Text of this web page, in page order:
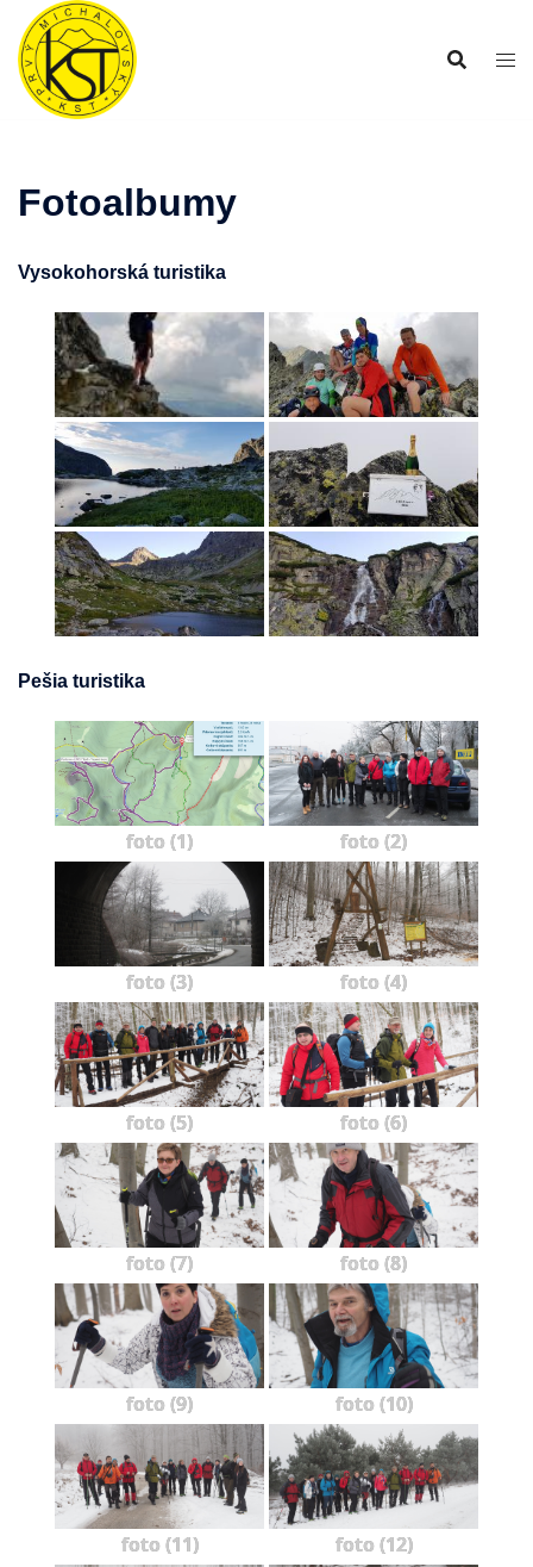
Preskočiť
obsah
Fotoalbumy
Vysokohorská turistika
Pešia turistika
foto (1) foto (2)
foto (3) foto (4)
foto (5) foto (6)
foto (7) foto (8)
foto (9) foto (10)
foto (11) foto (12)